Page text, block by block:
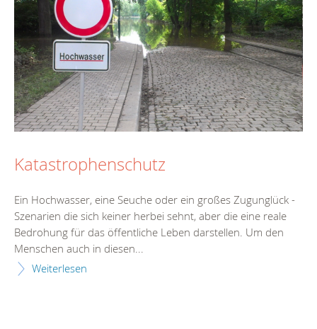
Katastrophenschutz
Ein Hochwasser, eine Seuche oder ein großes Zugunglück -
Szenarien die sich keiner herbei sehnt, aber die eine reale
Bedrohung für das öffentliche Leben darstellen. Um den
Menschen auch in diesen...
Weiterlesen